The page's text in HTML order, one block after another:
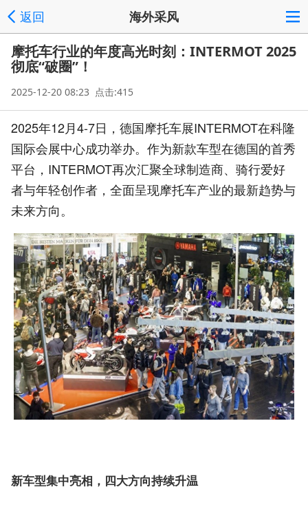
返回 海外采风
摩托车行业的年度高光时刻：INTERMOT 2025
彻底“破圈”！
2025-12-20 08:23 点击:415
2025年12月4-7日，德国摩托车展INTERMOT在科隆
国际会展中心成功举办。作为新款车型在德国的首秀
平台，INTERMOT再次汇聚全球制造商、骑行爱好
者与年轻创作者，全面呈现摩托车产业的最新趋势与
未来方向。
新车型集中亮相，四大方向持续升温